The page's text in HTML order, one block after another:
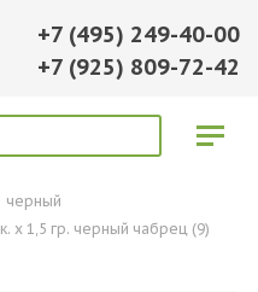
+7 (495) 249-40-00
+7 (925) 809-72-42
черный
х 1,5 гр. черный чабрец (9)